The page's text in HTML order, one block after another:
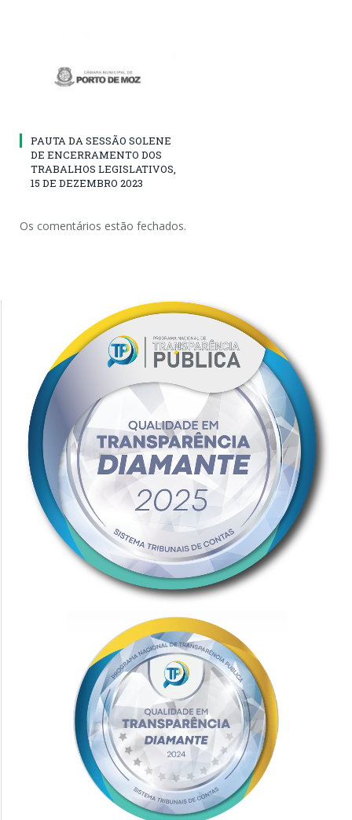
PAUTA DA SESSÃO SOLENE
DE ENCERRAMENTO DOS
TRABALHOS LEGISLATIVOS,
15 DE DEZEMBRO 2023
Os comentários estão fechados.